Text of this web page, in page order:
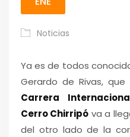
Noticias
Ya es de todos
Gerardo de Rivas,
Carrera
Cerro Chirripó va a
del otro lado de la